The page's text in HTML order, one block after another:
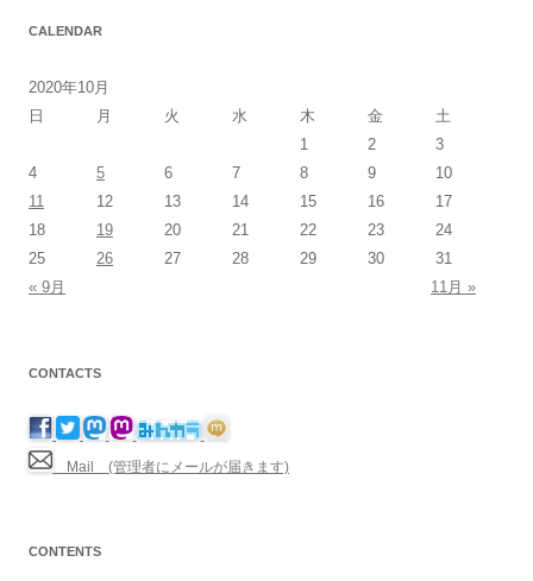
CALENDAR
2020年10月
日
月 火 水 木 金
土
1
2
3
4
5 6 7 8 9
10
11
12 13 14 15 16
17
18
19 20 21 22 23
24
25
26 27 28 29 30
31
« 9月
11月 »
CONTACTS
Mail (管理者にメールが届きます)
CONTENTS